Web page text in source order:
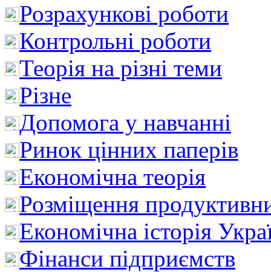
Розрахункові роботи
Контрольні роботи
Теорія на різні теми
Різне
Допомога у навчанні
Ринок цінних паперів
Економічна теорія
Розміщення
Економічна історія
Фінанси підприємств